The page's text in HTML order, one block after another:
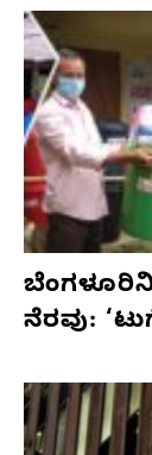
ನೆರವು: